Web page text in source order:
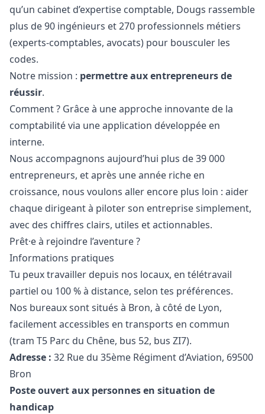
qu’un cabinet d’expertise comptable, Dougs rassemble
plus de 90 ingénieurs et 270 professionnels métiers
(experts-comptables, avocats) pour bousculer les
codes.
Notre mission : permettre aux entrepreneurs de
réussir.
Comment ? Grâce à une approche innovante de la
comptabilité via une application développée en
interne.
Nous accompagnons aujourd’hui plus de 39 000
entrepreneurs, et après une année riche en
croissance, nous voulons aller encore plus loin : aider
chaque dirigeant à piloter son entreprise simplement,
avec des chiffres clairs, utiles et actionnables.
Prêt·e à rejoindre l’aventure ?
Informations pratiques
Tu peux travailler depuis nos locaux, en télétravail
partiel ou 100 % à distance, selon tes préférences.
Nos bureaux sont situés à Bron, à côté de Lyon,
facilement accessibles en transports en commun
(tram T5 Parc du Chêne, bus 52, bus ZI7).
Adresse : 32 Rue du 35ème Régiment d’Aviation, 69500
Bron
Poste ouvert aux personnes en situation de
handicap